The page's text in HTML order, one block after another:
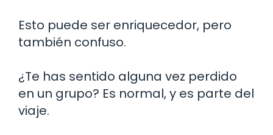
Esto puede ser enriquecedor, pero
también confuso.
¿Te has sentido alguna vez perdido
en un grupo? Es normal, y es parte del
viaje.